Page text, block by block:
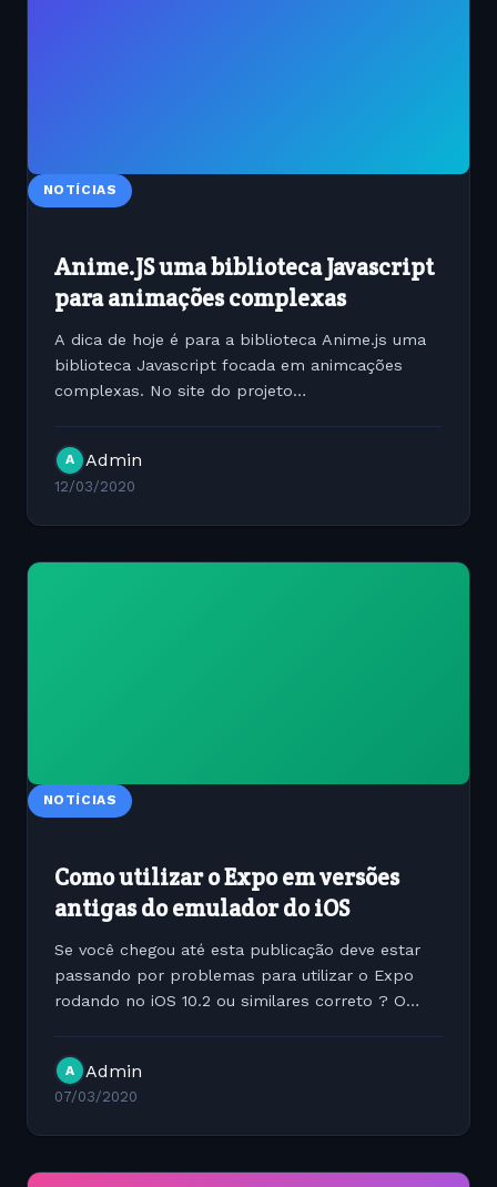
NOTÍCIAS
Anime.JS uma biblioteca Javascript
para animações complexas
A dica de hoje é para a biblioteca Anime.js uma
biblioteca Javascript focada em animcações
complexas. No site do projeto
descomplicada Site do...
A Admin
12/03/2020
NOTÍCIAS
Como utilizar o Expo em versões
antigas do emulador do iOS
Se você chegou até esta publicação deve estar
passando por problemas para utilizar o Expo
rodando no iOS 10.2 ou similares correto ? O
atualizado possível e...
A Admin
07/03/2020